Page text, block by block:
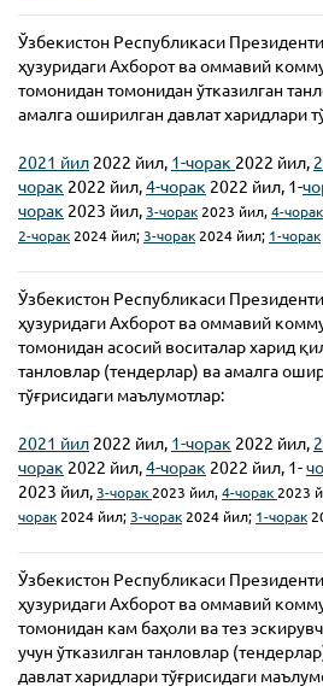
Ўзбекистон Республикаси
ҳузуридаги Ахборот ва оммавий
томонидан томонидан ўтказилган
амалга оширилган давлат харидлари
2021 йил 2022 йил, 1-чорак 2022 йил,
чорак 2022 йил,4-чорак 2022 йил, 1-
чорак 2023 йил, 3-чорак 2023 йил, 4-чорак
2-чорак 2024 йил; 3-чорак 2024 йил; 1-чорак
Ўзбекистон Республикаси
ҳузуридаги Ахборот ва оммавий
томонидан асосий воситалар харид
танловлар (тендерлар) ва амалга
тўғрисидаги маълумотлар:
2021 йил 2022 йил, 1-чорак 2022 йил,
чорак 2022 йил,4-чорак 2022 йил, 1-
2023 йил, 3-чорак 2023 йил, 4-чорак 2023
чорак 2024 йил; 3-чорак 2024 йил; 1-чорак
Ўзбекистон Республикаси
ҳузуридаги Ахборот ва оммавий
томонидан кам баҳоли ва тез
учун ўтказилган танловлар
давлат харидлари тўғрисидаги